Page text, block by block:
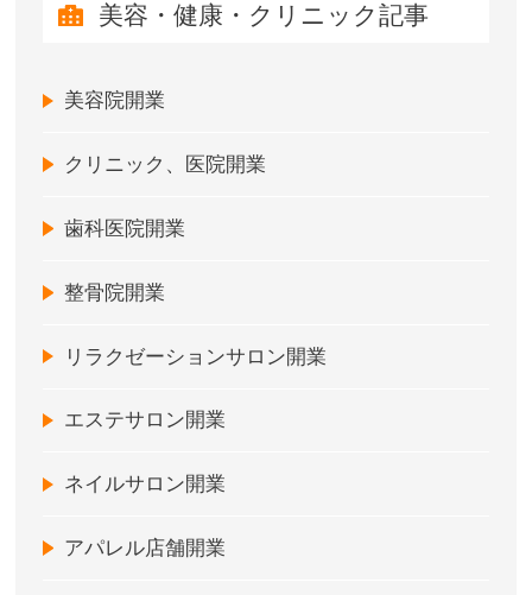
美容・健康・クリニック記事
美容院開業
クリニック、医院開業
歯科医院開業
整骨院開業
リラクゼーションサロン開業
エステサロン開業
ネイルサロン開業
アパレル店舗開業